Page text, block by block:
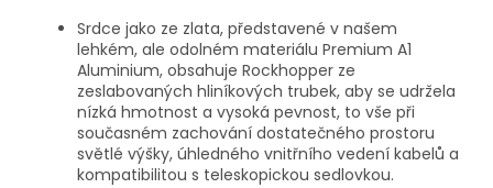
Srdce jako ze zlata, představené v našem
lehkém, ale odolném materiálu Premium A1
Aluminium, obsahuje Rockhopper ze
zeslabovaných hliníkových trubek, aby se udržela
nízká hmotnost a vysoká pevnost, to vše při
současném zachování dostatečného prostoru
světlé výšky, úhledného vnitřního vedení kabelů a
kompatibilitou s teleskopickou sedlovkou.